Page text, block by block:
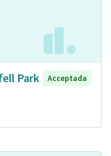
Park
Acceptada